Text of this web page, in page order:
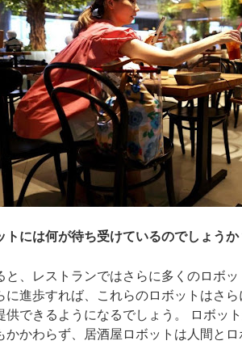
トには何が待ち受けているのでしょうか
と、レストランではさらに多くのロボ
に進歩すれば、これらのロボットはさ
供できるようになるでしょう。 ロボッ
かかわらず、居酒屋ロボットは人間と